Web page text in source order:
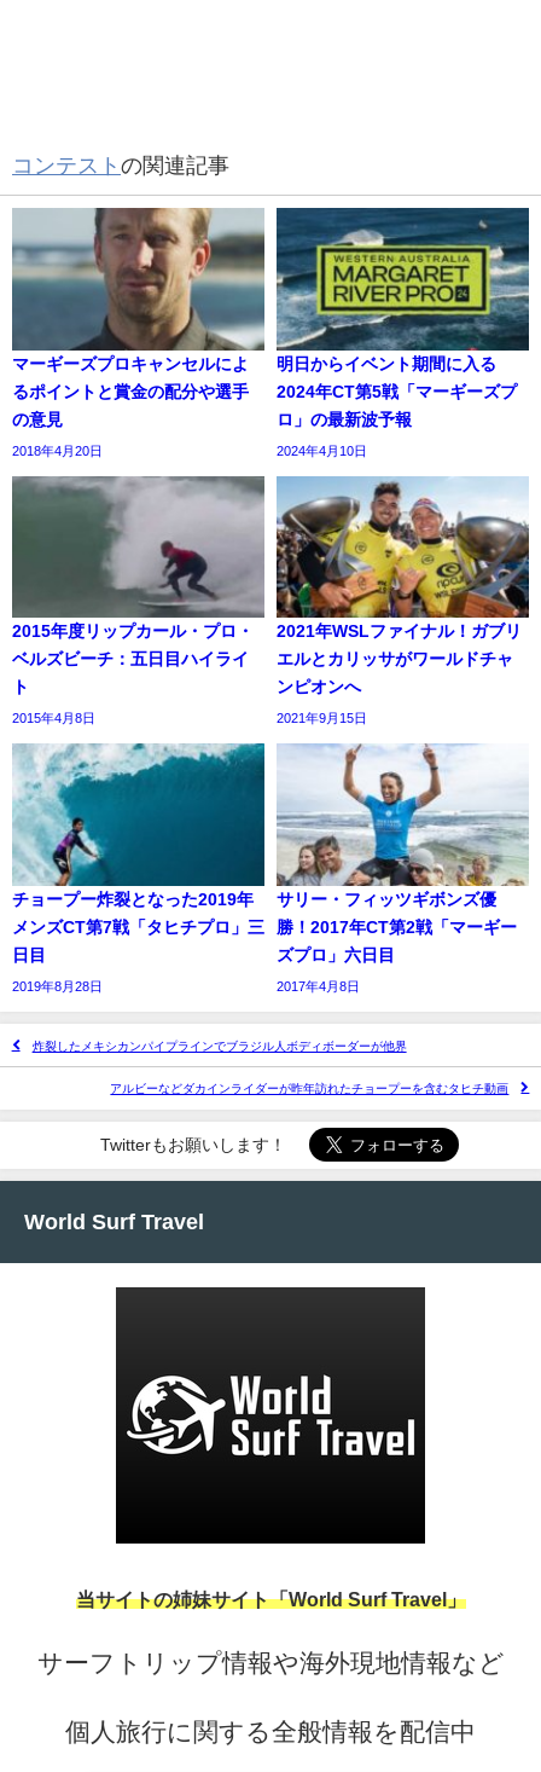
コンテスト の関連記事
マーギーズプロキャンセルによ
るポイントと賞金の配分や選手
の意見
2018年4月20日
明日からイベント期間に入る
2024年CT第5戦「マーギーズプ
ロ」の最新波予報
2024年4月10日
2015年度リップカール・プロ・
ベルズビーチ：五日目ハイライ
ト
2015年4月8日
2021年WSLファイナル！ガブリ
エルとカリッサがワールドチャ
ンピオンへ
2021年9月15日
チョープー炸裂となった2019年
メンズCT第7戦「タヒチプロ」三
日目
2019年8月28日
サリー・フィッツギボンズ優
勝！2017年CT第2戦「マーギー
ズプロ」六日目
2017年4月8日
炸裂したメキシカンパイプラインでブラジル人ボディボーダーが他界
アルビーなどダカインライダーが昨年訪れたチョープーを含むタヒチ動画
Twitterもお願いします！
World Surf Travel
当サイトの姉妹サイト「World Surf Travel」
サーフトリップ情報や海外現地情報など
個人旅行に関する全般情報を配信中